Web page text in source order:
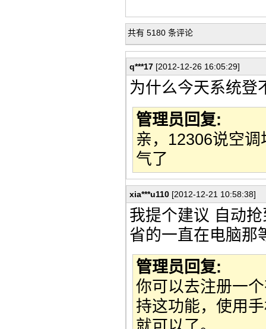
共有 5180 条评论
q***17 [2012-12-26 16:05:29]
为什么今天系统登
管理员回复:
亲，12306说空
气了
xia***u110 [2012-12-21 10:58:38]
我提个建议 自动
省的一直在电脑那
管理员回复:
你可以去注册一
持这功能，使用